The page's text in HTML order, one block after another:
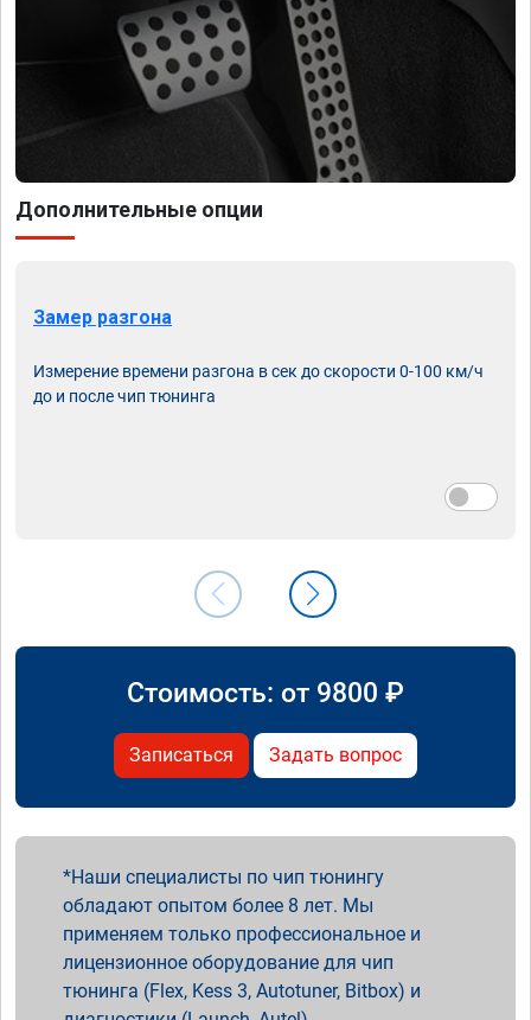
Дополнительные опции
Замер разгона
Измерение времени разгона в сек до скорости 0-100 км/ч
до и после чип тюнинга
Стоимость: от 9800 ₽
Записаться Задать вопрос
Наши специалисты по чип тюнингу
обладают опытом более 8 лет. Мы
применяем только профессиональное и
лицензионное оборудование для чип
тюнинга (Flex, Kess 3, Autotuner, Bitbox) и